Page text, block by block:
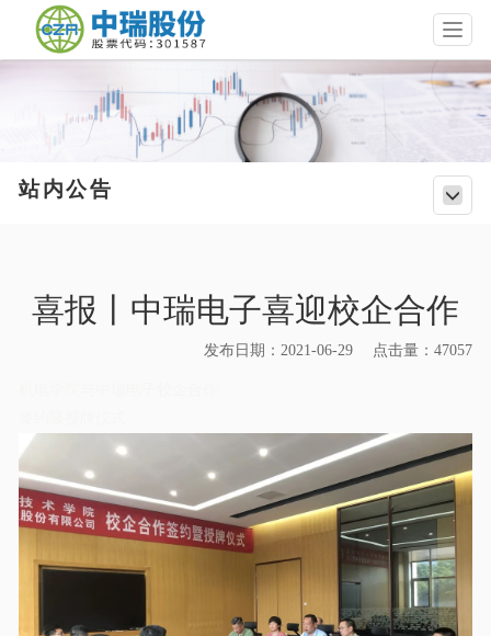
T
o
g
n
a
v
t
o
n
T
o
e
n
a
a
t
i
o
n
站内公告
喜报丨中瑞电子喜迎校企合作
发布日期：2021-06-29 点击量：47057